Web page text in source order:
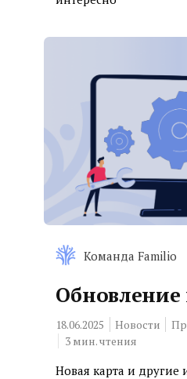
Команда Familio
18.06.2025 Новости
3 мин. чтения
Новая карта и другие